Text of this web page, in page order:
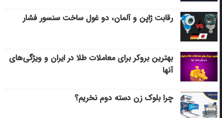
رقابت ژاپن و آلمان، دو غول ساخت سنسور فشار
بهترین بروکر برای معاملات طلا در ایران و ویژگی‌های
آنها
چرا بلوک زن دسته دوم نخریم؟